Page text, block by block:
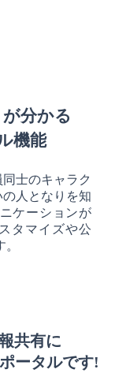
分かる
機能
士のキャラク
人となりを知
ケーションが
タマイズや公
共有に
ータルです!